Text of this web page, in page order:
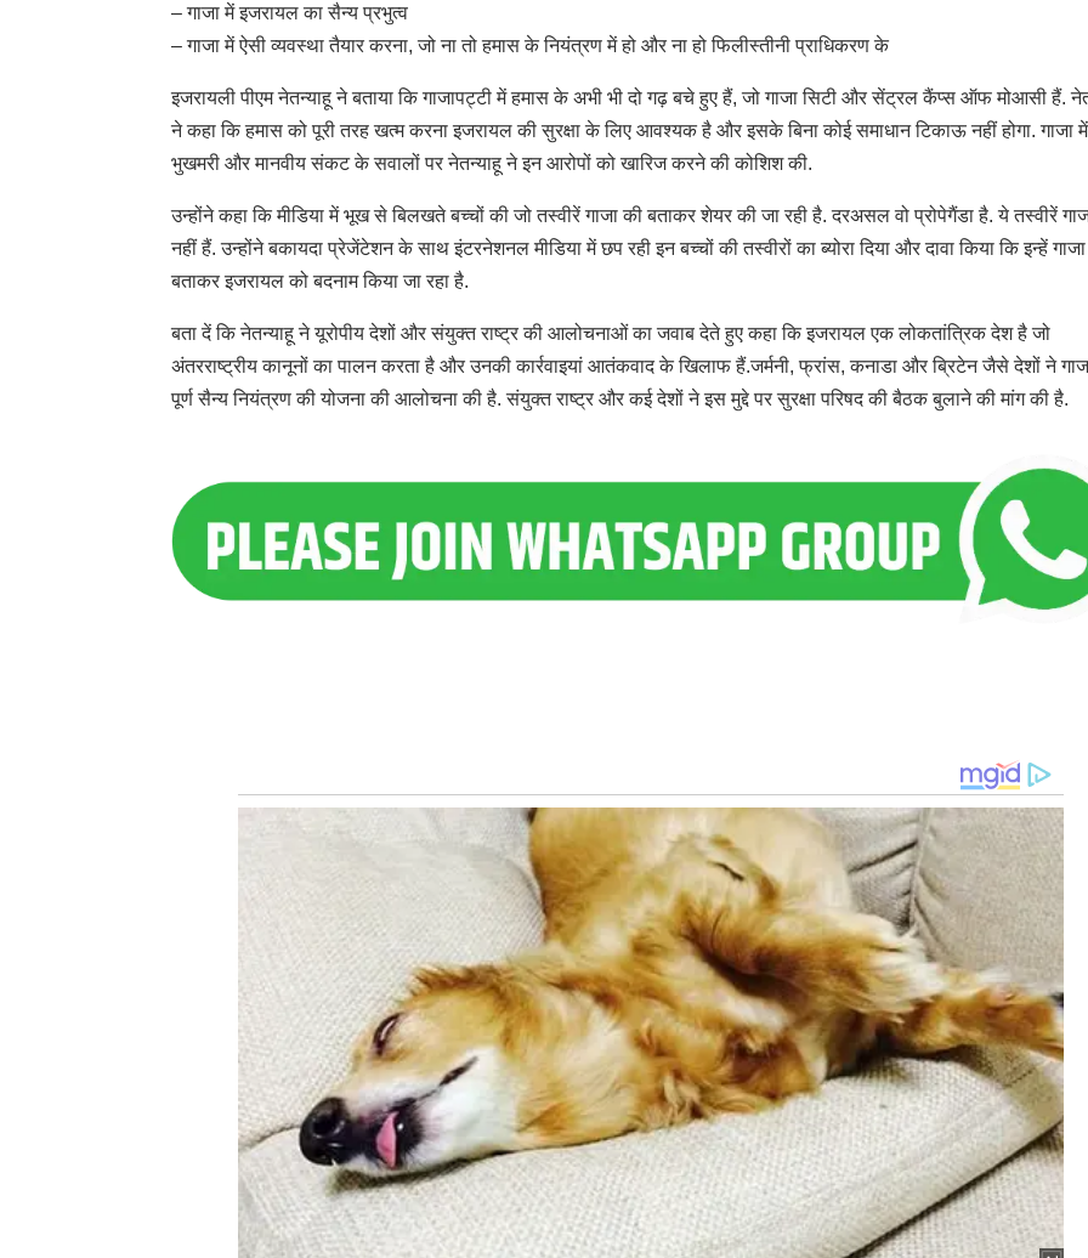
– गाजा में इजरायल का सैन्य प्रभुत्व
– गाजा में ऐसी व्यवस्था तैयार करना, जो ना तो हमास के नियंत्रण में हो और ना हो फिलीस्तीनी प्राधिकरण के
इजरायली पीएम नेतन्याहू ने बताया कि गाजापट्टी में हमास के अभी भी दो गढ़ बचे हुए हैं, जो गाजा सिटी और सेंट्रल कैंप्स ऑफ मोआसी हैं.
ने कहा कि हमास को पूरी तरह खत्म करना इजरायल की सुरक्षा के लिए आवश्यक है और इसके बिना कोई समाधान टिकाऊ नहीं होगा. गाजा में
भुखमरी और मानवीय संकट के सवालों पर नेतन्याहू ने इन आरोपों को खारिज करने की कोशिश की.
उन्होंने कहा कि मीडिया में भूख से बिलखते बच्चों की जो तस्वीरें गाजा की बताकर शेयर की जा रही है. दरअसल वो प्रोपेगैंडा है. ये तस्वीरें
नहीं हैं. उन्होंने बकायदा प्रेजेंटेशन के साथ इंटरनेशनल मीडिया में छप रही इन बच्चों की तस्वीरों का ब्योरा दिया और दावा किया कि इन्हें
बताकर इजरायल को बदनाम किया जा रहा है.
बता दें कि नेतन्याहू ने यूरोपीय देशों और संयुक्त राष्ट्र की आलोचनाओं का जवाब देते हुए कहा कि इजरायल एक लोकतांत्रिक देश है जो
अंतरराष्ट्रीय कानूनों का पालन करता है और उनकी कार्रवाइयां आतंकवाद के खिलाफ हैं.जर्मनी, फ्रांस, कनाडा और ब्रिटेन जैसे देशों ने
पूर्ण सैन्य नियंत्रण की योजना की आलोचना की है. संयुक्त राष्ट्र और कई देशों ने इस मुद्दे पर सुरक्षा परिषद की बैठक बुलाने की मांग की है.